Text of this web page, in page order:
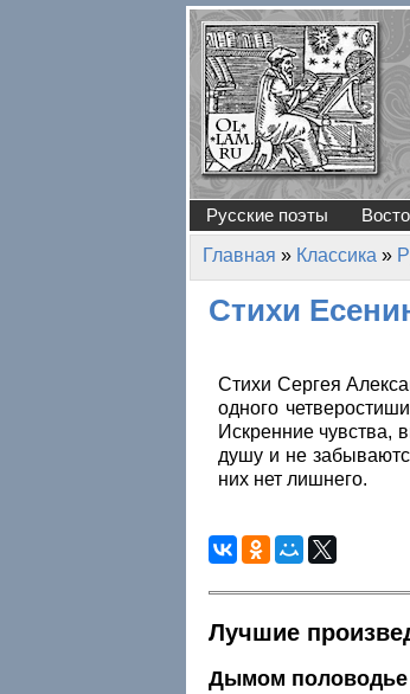
Перейти к основному содержанию
Русские поэты
Вы здесь
Главная » Классика »
Стихи
Стихи Сергея
одного
Искренние чувства,
душу и не
них нет лишнего.
Лучшие
Дымом половодье